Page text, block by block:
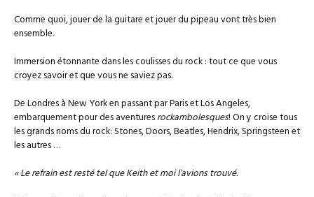
Comme quoi, jouer de la guitare et jouer du pipeau vont très bien
ensemble.
Immersion étonnante dans les coulisses du rock : tout ce que vous
croyez savoir et que vous ne saviez pas.
De Londres à New York en passant par Paris et Los Angeles,
embarquement pour des aventuresrockambolesques! On y croise tous
les grands noms du rock: Stones, Doors, Beatles, Hendrix, Springsteen et
les autres …
« Le refrain est resté tel que Keith et moi l’avions trouvé.